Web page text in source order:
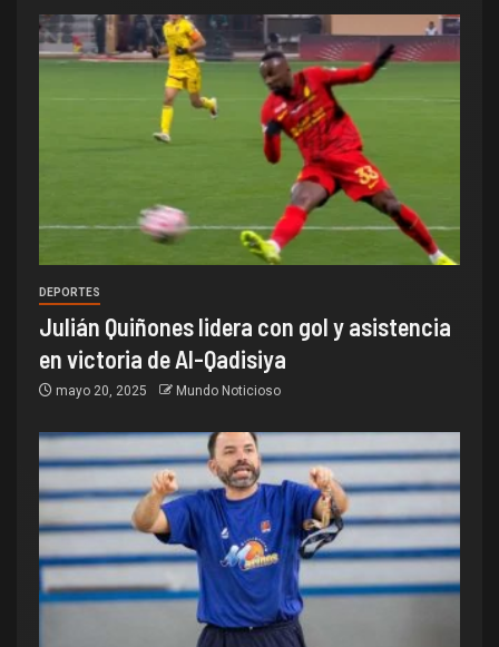
DEPORTES
Julián Quiñones lidera con gol y asistencia
en victoria de Al-Qadisiya
mayo 20, 2025 Mundo Noticioso